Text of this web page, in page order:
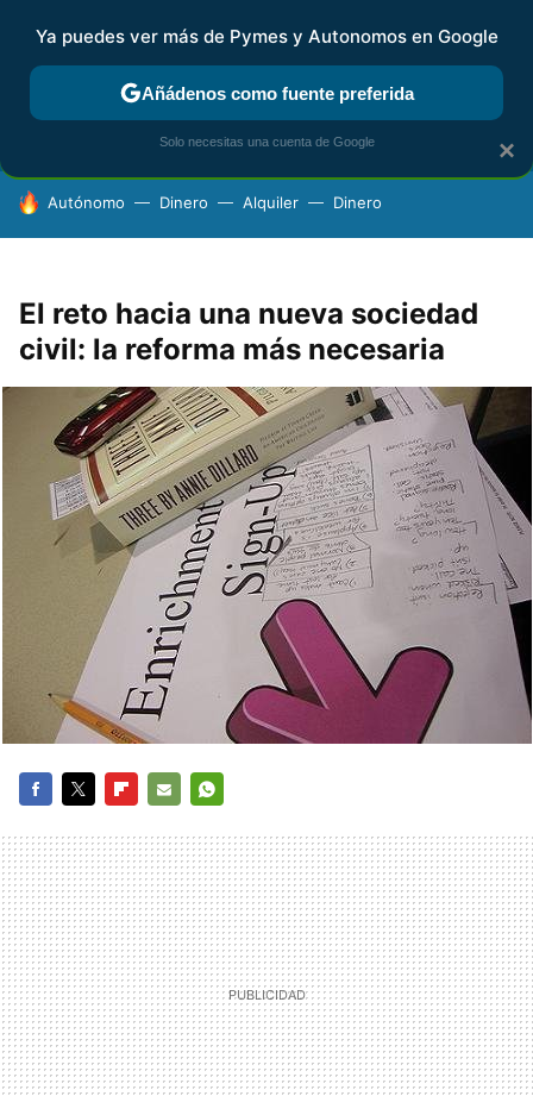
FISCALIDAD Y CONTABILIDAD KIT DIGITAL RENTA
HOY SE HABLA DE
Autónomo Dinero Alquiler Dinero
El reto hacia una nueva sociedad
civil: la reforma más necesaria
MAIL
×
Ya puedes ver más de Pymes y Autonomos en Google
Añádenos como fuente preferida
Solo necesitas una cuenta de Google